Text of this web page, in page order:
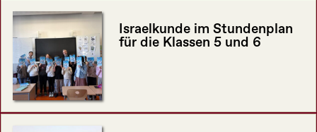
Israelkunde im Stundenplan
für die Klassen 5 und 6